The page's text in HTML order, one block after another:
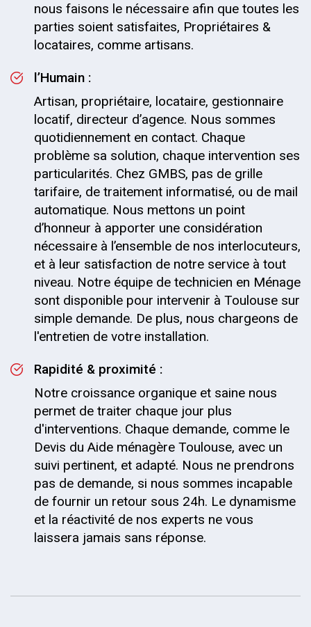
nous faisons le nécessaire afin que toutes les
parties soient satisfaites, Propriétaires &
locataires, comme artisans.
l’Humain :
Artisan, propriétaire, locataire, gestionnaire
locatif, directeur d’agence. Nous sommes
quotidiennement en contact. Chaque
problème sa solution, chaque intervention ses
particularités. Chez GMBS, pas de grille
tarifaire, de traitement informatisé, ou de mail
automatique. Nous mettons un point
d’honneur à apporter une considération
nécessaire à l’ensemble de nos interlocuteurs,
et à leur satisfaction de notre service à tout
niveau. Notre équipe de technicien en Ménage
sont disponible pour intervenir à Toulouse sur
simple demande. De plus, nous chargeons de
l'entretien de votre installation.
Rapidité & proximité :
Notre croissance organique et saine nous
permet de traiter chaque jour plus
d'interventions. Chaque demande, comme le
Devis du Aide ménagère Toulouse, avec un
suivi pertinent, et adapté. Nous ne prendrons
pas de demande, si nous sommes incapable
de fournir un retour sous 24h. Le dynamisme
et la réactivité de nos experts ne vous
laissera jamais sans réponse.